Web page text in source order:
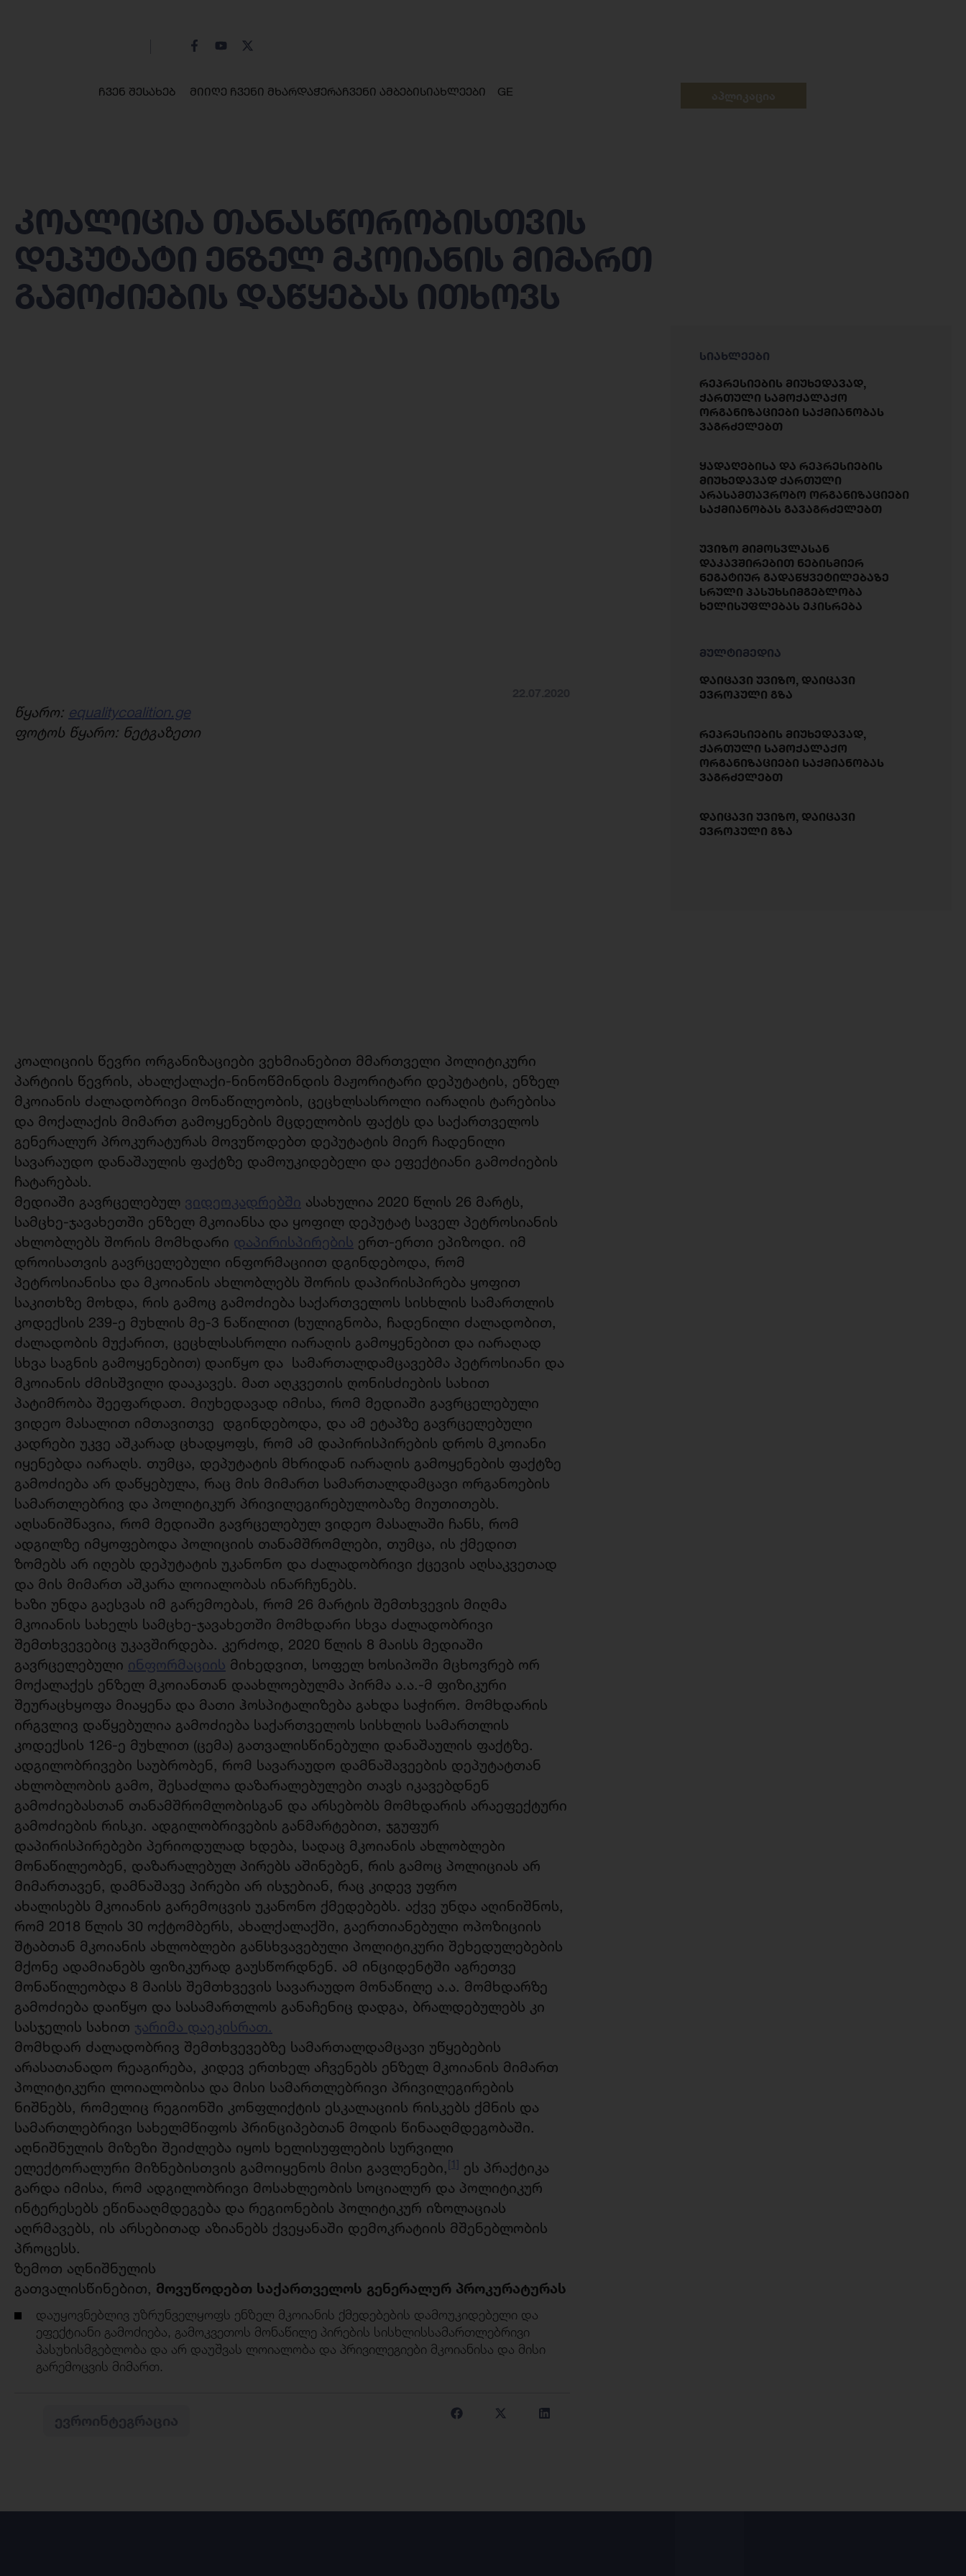
ჩვენ შესახებ მიიღე ჩვენი მხარდაჭერაჩვენი ამბებისიახლეები GE
კოალიცია თანასწორობისთვის
დეპუტატი ენზელ მკოიანის მიმართ
გამოძიების დაწყებას ითხოვს
წყარო: equalitycoalition.ge
ფოტოს წყარო: ნეტგაზეთი
კოალიციის წევრი ორგანიზაციები ვეხმიანებით მმართველი პოლიტიკური
პარტიის წევრის, ახალქალაქი-ნინოწმინდის მაჟორიტარი დეპუტატის, ენზელ
მკოიანის ძალადობრივი მონაწილეობის, ცეცხლსასროლი იარაღის ტარებისა
და მოქალაქის მიმართ გამოყენების მცდელობის ფაქტს და საქართველოს
გენერალურ პროკურატურას მოვუწოდებთ დეპუტატის მიერ ჩადენილი
სავარაუდო დანაშაულის ფაქტზე დამოუკიდებელი და ეფექტიანი გამოძიების
ჩატარებას.
მედიაში გავრცელებულ ვიდეოკადრებში ასახულია 2020 წლის 26 მარტს,
სამცხე-ჯავახეთში ენზელ მკოიანსა და ყოფილ დეპუტატ საველ პეტროსიანის
ახლობლებს შორის მომხდარი დაპირისპირების ერთ-ერთი ეპიზოდი. იმ
დროისათვის გავრცელებული ინფორმაციით დგინდებოდა, რომ
პეტროსიანისა და მკოიანის ახლობლებს შორის დაპირისპირება ყოფით
საკითხზე მოხდა, რის გამოც გამოძიება საქართველოს სისხლის სამართლის
კოდექსის 239-ე მუხლის მე-3 ნაწილით (ხულიგნობა, ჩადენილი ძალადობით,
ძალადობის მუქარით, ცეცხლსასროლი იარაღის გამოყენებით და იარაღად
სხვა საგნის გამოყენებით) დაიწყო და სამართალდამცავებმა პეტროსიანი და
მკოიანის ძმისშვილი დააკავეს. მათ აღკვეთის ღონისძიების სახით
პატიმრობა შეეფარდათ. მიუხედავად იმისა, რომ მედიაში გავრცელებული
ვიდეო მასალით იმთავითვე დგინდებოდა, და ამ ეტაპზე გავრცელებული
კადრები უკვე აშკარად ცხადყოფს, რომ ამ დაპირისპირების დროს მკოიანი
იყენებდა იარაღს. თუმცა, დეპუტატის მხრიდან იარაღის გამოყენების ფაქტზე
გამოძიება არ დაწყებულა, რაც მის მიმართ სამართალდამცავი ორგანოების
სამართლებრივ და პოლიტიკურ პრივილეგირებულობაზე მიუთითებს.
აღსანიშნავია, რომ მედიაში გავრცელებულ ვიდეო მასალაში ჩანს, რომ
ადგილზე იმყოფებოდა პოლიციის თანამშრომლები, თუმცა, ის ქმედით
ზომებს არ იღებს დეპუტატის უკანონო და ძალადობრივი ქცევის აღსაკვეთად
და მის მიმართ აშკარა ლოიალობას ინარჩუნებს.
ხაზი უნდა გაესვას იმ გარემოებას, რომ 26 მარტის შემთხვევის მიღმა
მკოიანის სახელს სამცხე-ჯავახეთში მომხდარი სხვა ძალადობრივი
შემთხვევებიც უკავშირდება. კერძოდ, 2020 წლის 8 მაისს მედიაში
გავრცელებული ინფორმაციის მიხედვით, სოფელ ხოსიპოში მცხოვრებ ორ
მოქალაქეს ენზელ მკოიანთან დაახლოებულმა პირმა ა.ა.-მ ფიზიკური
შეურაცხყოფა მიაყენა და მათი ჰოსპიტალიზება გახდა საჭირო. მომხდარის
ირგვლივ დაწყებულია გამოძიება საქართველოს სისხლის სამართლის
კოდექსის 126-ე მუხლით (ცემა) გათვალისწინებული დანაშაულის ფაქტზე.
ადგილობრივები საუბრობენ, რომ სავარაუდო დამნაშავეების დეპუტატთან
ახლობლობის გამო, შესაძლოა დაზარალებულები თავს იკავებდნენ
გამოძიებასთან თანამშრომლობისგან და არსებობს მომხდარის არაეფექტური
გამოძიების რისკი. ადგილობრივების განმარტებით, ჯგუფურ
დაპირისპირებები პერიოდულად ხდება, სადაც მკოიანის ახლობლები
მონაწილეობენ, დაზარალებულ პირებს აშინებენ, რის გამოც პოლიციას არ
მიმართავენ, დამნაშავე პირები არ ისჯებიან, რაც კიდევ უფრო
ახალისებს მკოიანის გარემოცვის უკანონო ქმედებებს. აქვე უნდა აღინიშნოს,
რომ 2018 წლის 30 ოქტომბერს, ახალქალაქში, გაერთიანებული ოპოზიციის
შტაბთან მკოიანის ახლობლები განსხვავებული პოლიტიკური შეხედულებების
მქონე ადამიანებს ფიზიკურად გაუსწორდნენ. ამ ინციდენტში აგრეთვე
მონაწილეობდა 8 მაისს შემთხვევის სავარაუდო მონაწილე ა.ა. მომხდარზე
გამოძიება დაიწყო და სასამართლოს განაჩენიც დადგა, ბრალდებულებს კი
სასჯელის სახით ჯარიმა დაეკისრათ.
მომხდარ ძალადობრივ შემთხვევებზე სამართალდამცავი უწყებების
არასათანადო რეაგირება, კიდევ ერთხელ აჩვენებს ენზელ მკოიანის მიმართ
პოლიტიკური ლოიალობისა და მისი სამართლებრივი პრივილეგირების
ნიშნებს, რომელიც რეგიონში კონფლიქტის ესკალაციის რისკებს ქმნის და
სამართლებრივი სახელმწიფოს პრინციპებთან მოდის წინააღმდეგობაში.
აღნიშნულის მიზეზი შეიძლება იყოს ხელისუფლების სურვილი
ელექტორალური მიზნებისთვის გამოიყენოს მისი გავლენები,[1] ეს პრაქტიკა
გარდა იმისა, რომ ადგილობრივი მოსახლეობის სოციალურ და პოლიტიკურ
ინტერესებს ეწინააღმდეგება და რეგიონების პოლიტიკურ იზოლაციას
აღრმავებს, ის არსებითად აზიანებს ქვეყანაში დემოკრატიის მშენებლობის
პროცესს.
ზემოთ აღნიშნულის
გათვალისწინებით, მოვუწოდებთ საქართველოს გენერალურ პროკურატურას
დაუყოვნებლივ უზრუნველყოფს ენზელ მკოიანის ქმედებების დამოუკიდებელი და
ეფექტიანი გამოძიება, გამოკვეთოს მონაწილე პირების სისხლისსამართლებრივი
პასუხისმგებლობა და არ დაუშვას ლოიალობა და პრივილეგიები მკოიანისა და მისი
გარემოცვის მიმართ.
სიახლეები
რეპრესიების მიუხედავად,
ქართული სამოქალაქო
ორგანიზაციები საქმიანობას
ვაგრძელებთ
ყადაღებისა და რეპრესიების
მიუხედავად ქართული
არასამთავრობო ორგანიზაციები
საქმიანობას გავაგრძელებთ
უვიზო მიმოსვლასან
დაკავშირებით ნებისმიერ
ნეგატიურ გადაწყვეტილებაზე
სრული პასუხსიმგებლობა
ხელისუფლებას ეკისრება
მულტიმედია
დაიცავი უვიზო, დაიცავი
ევროპული გზა
რეპრესიების მიუხედავად,
ქართული სამოქალაქო
ორგანიზაციები საქმიანობას
ვაგრძელებთ
დაიცავი უვიზო, დაიცავი
ევროპული გზა